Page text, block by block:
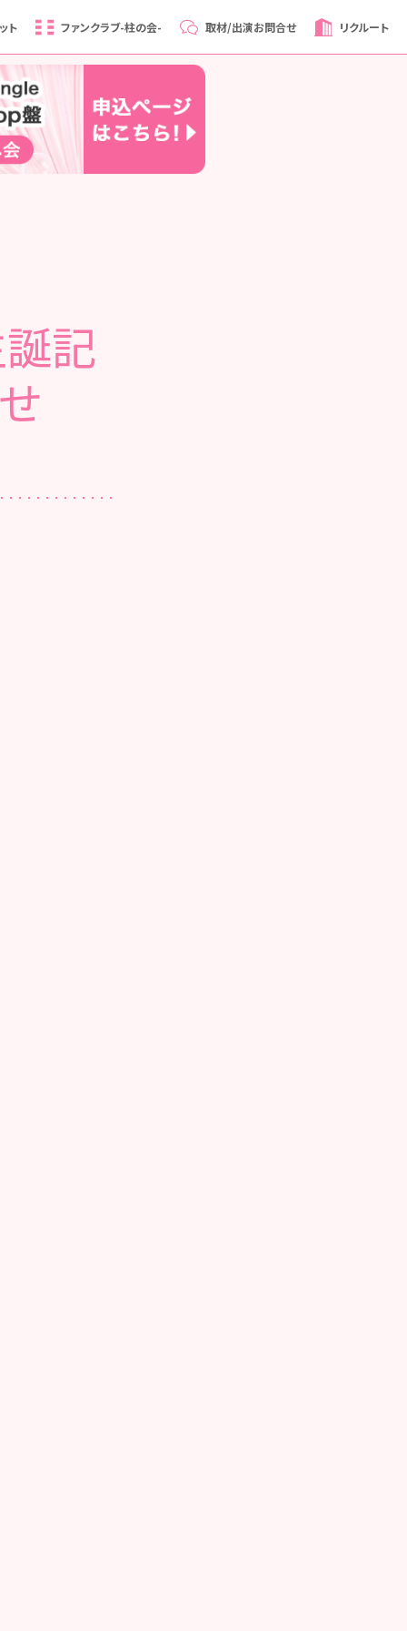
ト ファンクラブ-柱の会- 取材/出演お問合せ リクルート
記